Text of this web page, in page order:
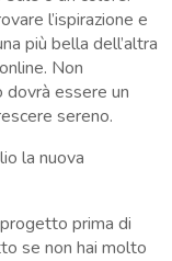
l’ispirazione e
più bella dell’altra
Non
dovrà essere un
sereno.
la nuova
prima di
se non hai molto